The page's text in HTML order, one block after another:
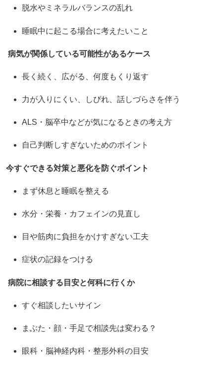
脱水やミネラルバランスの乱れ
睡眠中に起こる場合に考えたいこと
病気が関係している可能性があるケース
長く続く、広がる、何度もくり返す
力が入りにくい、しびれ、話しづらさを伴う
ALS・脳卒中などが気になるときの考え方
自己判断しすぎないためのポイント
今すぐできる対策と悪化を防ぐポイント
まず休息と睡眠を整える
水分・栄養・カフェインの見直し
目や筋肉に負担をかけすぎない工夫
症状の記録をつける
病院に相談する目安と何科に行くか
すぐ相談したいサイン
まぶた・顔・手足で相談先は変わる？
眼科・脳神経内科・整形外科の目安